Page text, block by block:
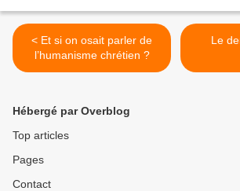
< Et si on osait parler de
l’humanisme chrétien ?
Hébergé par Overblog
Top articles
Pages
Contact